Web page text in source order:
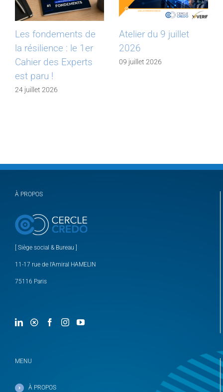
Les fondements de
la résilience : le 1er
Cahier des Experts
est paru !
24 juillet 2026
Atelier du 9 juillet
2026
09 juillet 2026
À PROPOS
[ Siège social & Bureau ]
11-17 rue de l’Amiral HAMELIN
75116 Paris
MENU
À PROPOS